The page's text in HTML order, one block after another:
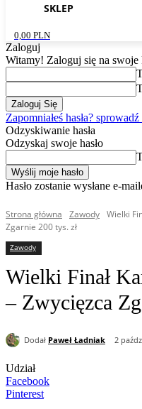
SKLEP
0,00 PLN
Zaloguj
Witamy! Zaloguj się na swoje
Zapomniałeś hasła?
Odzyskiwanie hasła
Odzyskaj swoje hasło
Hasło zostanie wysłane e-
Strona główna Zawody Wielki
Zgarnie 200 tys. zł
Zawody
Wielki Finał
– Zwycięzca
Dodał Paweł Ładniak 2
Udział
Facebook
Pinterest